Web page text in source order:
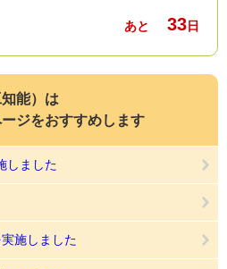
あと 33日
能）は
ジをおすすめします
しました
施しました